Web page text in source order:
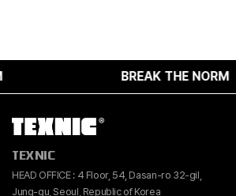
BREAK THE NORM
TEXNIC
HEAD OFFICE : 4 Floor, 54, Dasan-ro 32-gil,
Jung-gu, Seoul, Republic of Korea